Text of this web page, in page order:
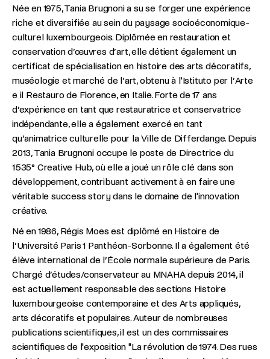
Née en 1975, Tania Brugnoni a su se forger une expérience
riche et diversifiée au sein du paysage socioéconomique-
culturel luxembourgeois. Diplômée en restauration et
conservation d’œuvres d’art, elle détient également un
certificat de spécialisation en histoire des arts décoratifs,
muséologie et marché de l’art, obtenu à l'Istituto per l’Arte
e il Restauro de Florence, en Italie. Forte de 17 ans
d’expérience en tant que restauratrice et conservatrice
indépendante, elle a également exercé en tant
qu’animatrice culturelle pour la Ville de Differdange. Depuis
2013, Tania Brugnoni occupe le poste de Directrice du
1535° Creative Hub, où elle a joué un rôle clé dans son
développement, contribuant activement à en faire une
véritable success story dans le domaine de l'innovation
créative.
Né en 1986, Régis Moes est diplômé en Histoire de
l’Université Paris 1 Panthéon-Sorbonne. Il a également été
élève international de l’École normale supérieure de Paris.
Chargé d’études/conservateur au MNAHA depuis 2014, il
est actuellement responsable des sections Histoire
luxembourgeoise contemporaine et des Arts appliqués,
arts décoratifs et populaires. Auteur de nombreuses
publications scientifiques, il est un des commissaires
scientifiques de l'exposition "La révolution de 1974. Des rues